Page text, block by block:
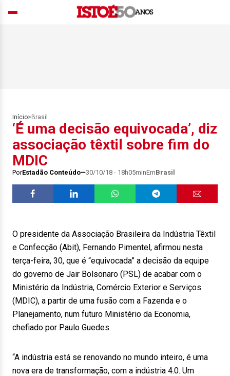
Início> Brasil
‘É uma decisão equivocada’, diz
associação têxtil sobre fim do
MDIC
PorEstadão Conteúdo 30/10/18 - 18h05minEmBrasil
O presidente da Associação Brasileira da Indústria Têxtil
e Confecção (Abit), Fernando Pimentel, afirmou nesta
terça-feira, 30, que é “equivocada” a decisão da equipe
do governo de Jair Bolsonaro (PSL) de acabar com o
Ministério da Indústria, Comércio Exterior e Serviços
(MDIC), a partir de uma fusão com a Fazenda e o
Planejamento, num futuro Ministério da Economia,
chefiado por Paulo Guedes.
“A indústria está se renovando no mundo inteiro, é uma
nova era de transformação, com a indústria 4.0. Um